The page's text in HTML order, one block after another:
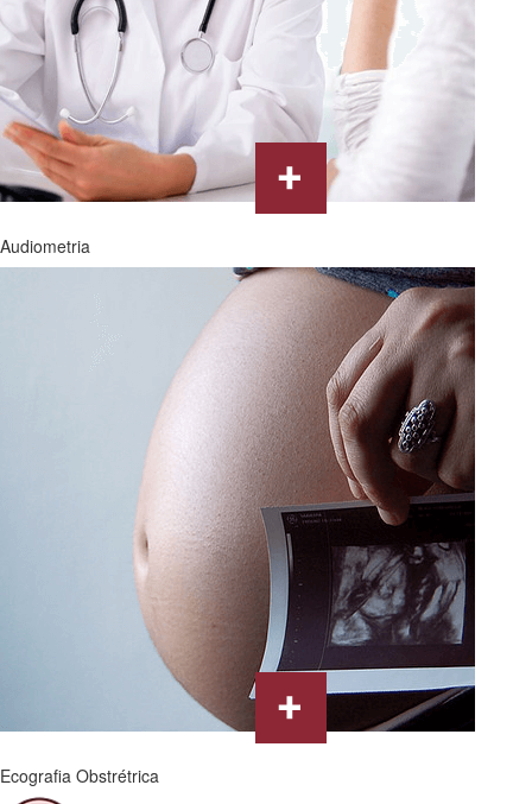
Audiometria
Ecografia Obstrétrica